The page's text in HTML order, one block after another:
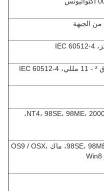
فوز NT4، 98SE، 98ME، 2000، XP، WIN7،
فوز 98SE، 98ME، 2000، XP، ماك OS9 / OSX،